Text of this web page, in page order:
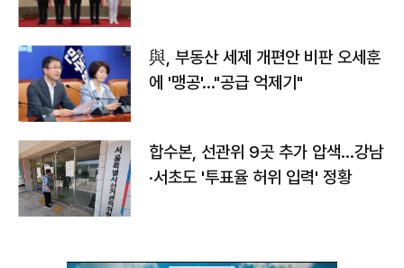
與, 부동산 세제 개편안 비판 오세훈
에 '맹공'…"공급 억제기"
합수본, 선관위 9곳 추가 압색…강남
·서초도 '투표율 허위 입력' 정황